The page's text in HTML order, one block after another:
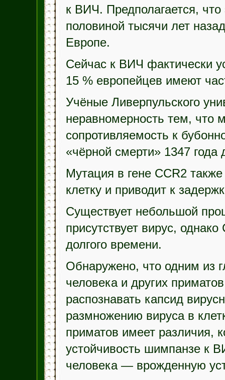
к ВИЧ. Предполагается,
половиной тысячи лет
Европе.
Сейчас к ВИЧ фактически
15 % европейцев имеют
Учёные Ливерпульского
неравномерность тем, что
сопротивляемость к
«чёрной смерти» 1347 года
Мутация в гене CCR2
клетку и приводит к
Существует небольшой
присутствует вирус,
долгого времени.
Обнаружено, что одним из
человека и других
распознавать капсид
размножению вируса в
приматов имеет различия,
устойчивость шимпанзе к
человека — врожденную